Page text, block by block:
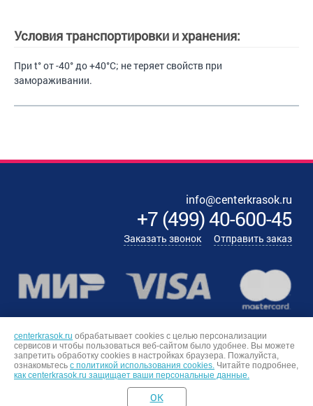
Условия транспортировки и хранения:
При t° от -40° до +40°С; не теряет свойств при
замораживании.
info@centerkrasok.ru
+7(499)40-600-45
Заказать звонок Отправить заказ
centerkrasok.ru обрабатывает cookies с целью персонализации
сервисов и чтобы пользоваться веб-сайтом было удобнее. Вы можете
запретить обработку сookies в настройках браузера. Пожалуйста,
ознакомьтесь с политикой использования cookies. Читайте подробнее,
как centerkrasok.ru защищает ваши персональные данные.
OK